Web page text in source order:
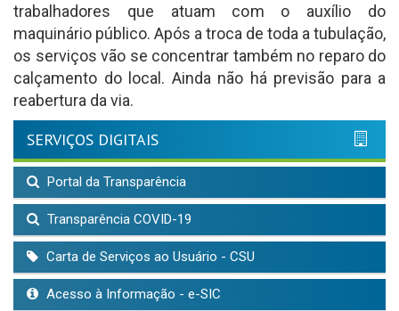
trabalhadores que atuam com o auxílio do
maquinário público. Após a troca de toda a tubulação,
os serviços vão se concentrar também no reparo do
calçamento do local. Ainda não há previsão para a
reabertura da via.
SERVIÇOS DIGITAIS
Portal da Transparência
Transparência COVID-19
Carta de Serviços ao Usuário - CSU
Acesso à Informação - e-SIC